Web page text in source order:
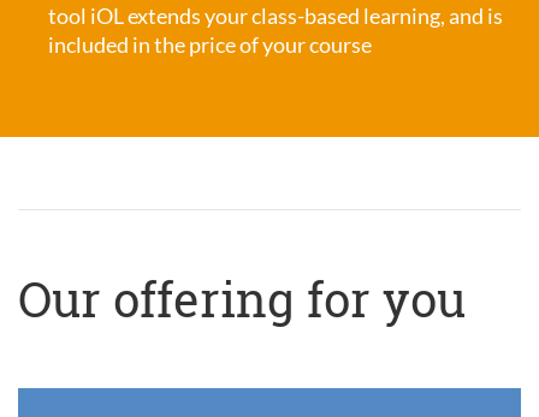
tool iOLextends your class-based learning, and is
included in the price of your course
Our offering for you